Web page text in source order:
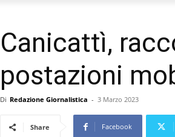
Canicattì,
postazioni
Di Redazione Giornalistica - 3 Marzo 2023
Share Facebook